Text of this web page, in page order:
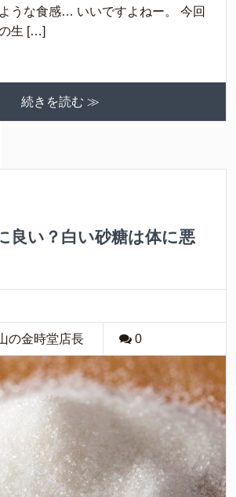
うな食感… いいですよねー。 今回
生 […]
続きを読む ≫
良い？白い砂糖は体に悪
の金時堂店長 0